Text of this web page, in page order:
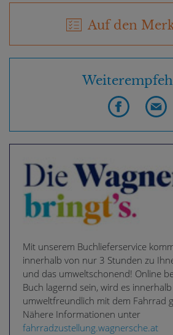
Auf den
Mit unserem Buchlieferservice
innerhalb von nur 3 Stunden zu
und das umweltschonend! Online
Buch lagernd sein, wird es
umweltfreundlich mit dem Fahrrad
Nähere Informationen unter
fahrradzustellung.wagnersche.at